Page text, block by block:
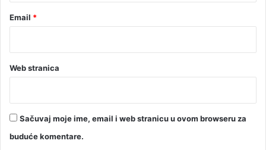
Email *
Web stranica
Sačuvaj moje ime, email i web stranicu u ovom browseru za
buduće komentare.